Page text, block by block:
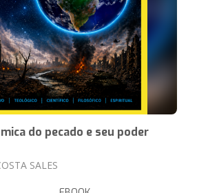
do pecado e seu poder
SALES